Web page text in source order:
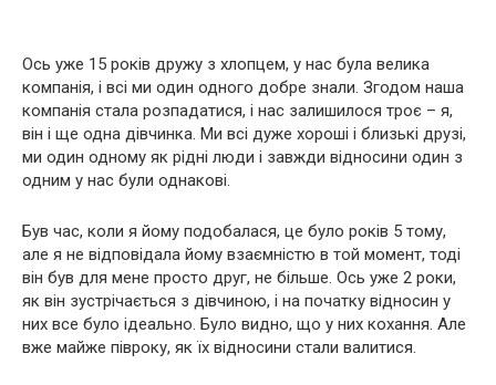
Ось уже 15 років дружу з хлопцем, у нас була велика
компанія, і всі ми один одного добре знали. Згодом наша
компанія стала розпадатися, і нас залишилося троє – я,
він і ще одна дівчинка. Ми всі дуже хороші і близькі друзі,
ми один одному як рідні люди і завжди відносини один з
одним у нас були однакові.
Був час, коли я йому подобалася, це було років 5 тому,
але я не відповідала йому взаємністю в той момент, тоді
він був для мене просто друг, не більше. Ось уже 2 роки,
як він зустрічається з дівчиною, і на початку відносин у
них все було ідеально. Було видно, що у них кохання. Але
вже майже півроку, як їх відносини стали валитися.